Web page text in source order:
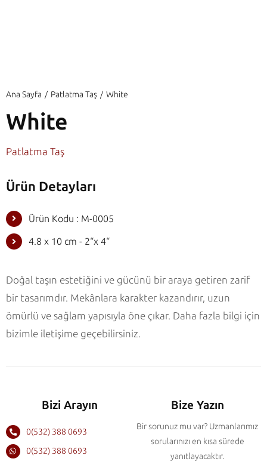
Ana Sayfa Patlatma Taş White
White
Patlatma Taş
Ürün Detayları
Ürün Kodu : M-0005
4.8 x 10 cm - 2“x 4“
Doğal taşın estetiğini ve gücünü bir araya getiren zarif
bir tasarımdır. Mekânlara karakter kazandırır, uzun
ömürlü ve sağlam yapısıyla öne çıkar. Daha fazla bilgi için
bizimle iletişime geçebilirsiniz.
Bizi Arayın
0(532) 388 0693
0(532) 388 0693
Bize Yazın
Bir sorunuz mu var? Uzmanlarımız
sorularınızı en kısa sürede
yanıtlayacaktır.